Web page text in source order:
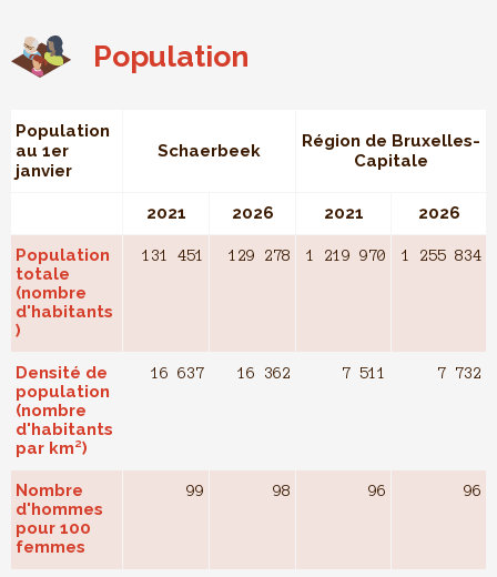
Population
Population
au 1er
janvier
Schaerbeek
Région de Bruxelles-
Capitale
2021 2026 2021 2026
Population
totale
(nombre
d'habitants
)
131 451 129 278 1 219 970 1 255 834
Densité de
population
(nombre
d'habitants
par km²)
16 637 16 362 7 511 7 732
Nombre
d'hommes
pour 100
femmes
99 98 96 96